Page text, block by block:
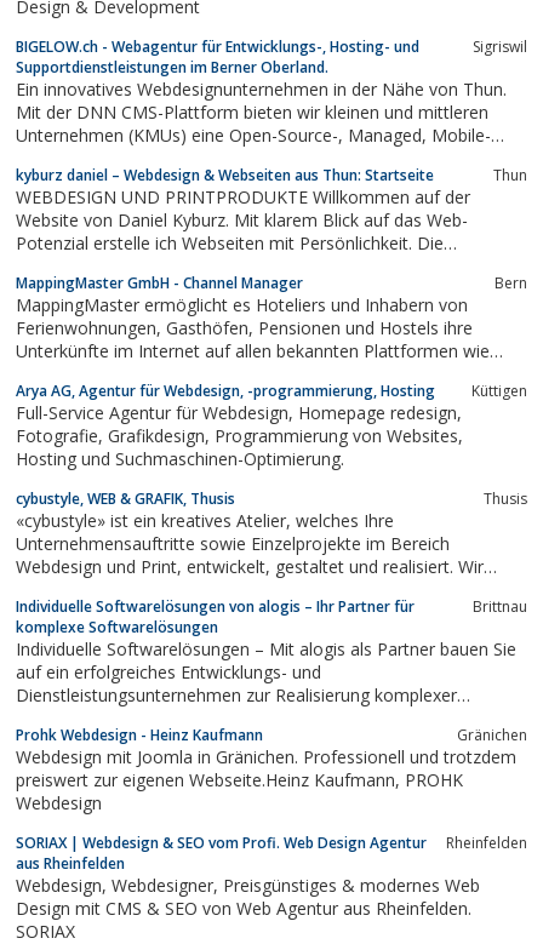
Design & Development
BIGELOW.ch - Webagentur für Entwicklungs-, Hosting- und
Supportdienstleistungen im Berner Oberland.
Sigriswil
Ein innovatives Webdesignunternehmen in der Nähe von Thun.
Mit der DNN CMS-Plattform bieten wir kleinen und mittleren
Unternehmen (KMUs) eine Open-Source-, Managed, Mobile-
kyburz daniel – Webdesign & Webseiten aus Thun: Startseite Thun
WEBDESIGN UND PRINTPRODUKTE Willkommen auf der
Website von Daniel Kyburz. Mit klarem Blick auf das Web-
Potenzial erstelle ich Webseiten mit Persönlichkeit. Die
Kunden, was Sie zu bieten haben. Im Print-/Grafikbereich bin ich
aber auch Zuhause – lassen Sie sich...
MappingMaster GmbH - Channel Manager Bern
MappingMaster ermöglicht es Hoteliers und Inhabern von
Ferienwohnungen, Gasthöfen, Pensionen und Hostels ihre
Unterkünfte im Internet auf allen bekannten Plattformen wie
Vertriebskanälen zu vermarkten. Mit MappingMaster Unterkünfte
auf vielen verschiedenen Plattformen...
Arya AG, Agentur für Webdesign, -programmierung, Hosting Küttigen
Full-Service Agentur für Webdesign, Homepage redesign,
Fotografie, Grafikdesign, Programmierung von Websites,
Hosting und Suchmaschinen-Optimierung.
cybustyle, WEB & GRAFIK, Thusis Thusis
«cybustyle» ist ein kreatives Atelier, welches Ihre
Unternehmensauftritte sowie Einzelprojekte im Bereich
Webdesign und Print, entwickelt, gestaltet und realisiert. Wir
und ein ansprechendes Design zu interessanten Konditionen
anzubieten.
Individuelle Softwarelösungen von alogis – Ihr Partner für
komplexe Softwarelösungen
Brittnau
Individuelle Softwarelösungen – Mit alogis als Partner bauen Sie
auf ein erfolgreiches Entwicklungs- und
Dienstleistungsunternehmen zur Realisierung komplexer
Prohk Webdesign - Heinz Kaufmann Gränichen
Webdesign mit Joomla in Gränichen. Professionell und trotzdem
preiswert zur eigenen Webseite.Heinz Kaufmann, PROHK
Webdesign
SORIAX | Webdesign & SEO vom Profi. Web Design Agentur
aus Rheinfelden
Rheinfelden
Webdesign, Webdesigner, Preisgünstiges & modernes Web
Design mit CMS & SEO von Web Agentur aus Rheinfelden.
SORIAX